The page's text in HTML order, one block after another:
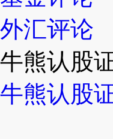
外汇评论
牛熊认股
牛熊认股